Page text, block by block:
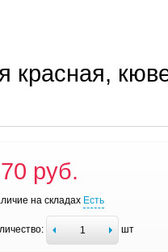
красная,
руб.
на складах Есть
шт